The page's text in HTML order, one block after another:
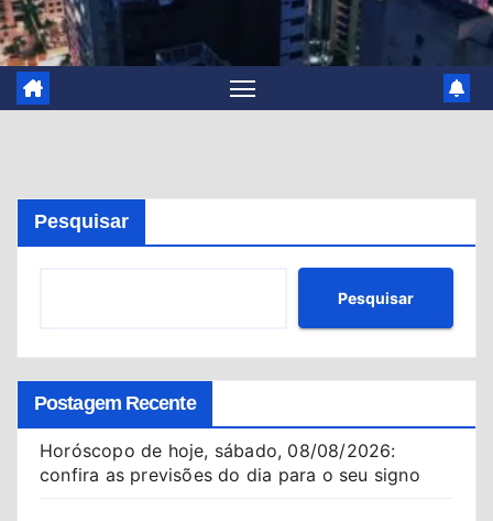
Pesquisar
Pesquisar
Postagem Recente
Horóscopo de hoje, sábado, 08/08/2026:
confira as previsões do dia para o seu signo